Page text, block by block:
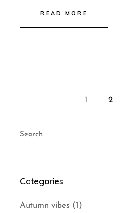
READ MORE
1 2
for:
Categories
Autumn vibes (1)